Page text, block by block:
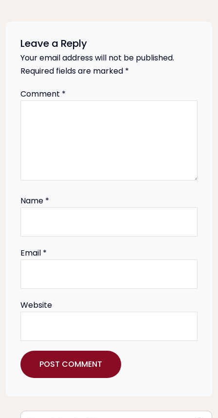
Leave a Reply
Your email address will not be published.
Required fields are marked *
Comment *
Name *
Email *
Website